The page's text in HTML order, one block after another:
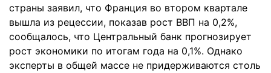
страны заявил, что Франция во втором квартале
вышла из рецессии, показав рост ВВП на 0,2%,
сообщалось, что Центральный банк прогнозирует
рост экономики по итогам года на 0,1%. Однако
эксперты в общей массе не придерживаются столь